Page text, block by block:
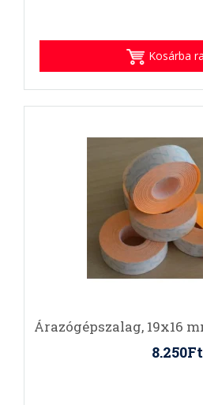
Kosárba
Árazógépszalag, 19x16
8.250Ft